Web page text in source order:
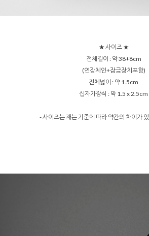
★ 사이즈 ★
전체길이 : 약 38+8cm
(연장체인+잠금장치포함)
전체넓이 : 약 1.5cm
십자가장식 : 약 1.5 x 2.5cm
- 사이즈는 재는 기준에 따라 약간의 차이가